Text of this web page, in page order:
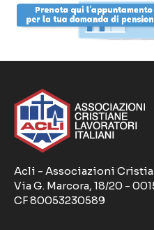
Acli - Associazioni
Via G. Marcora, 18/20 -
CF 80053230589